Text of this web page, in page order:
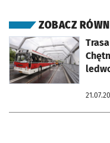
ZOBACZ
otworzy się w nowej karcie